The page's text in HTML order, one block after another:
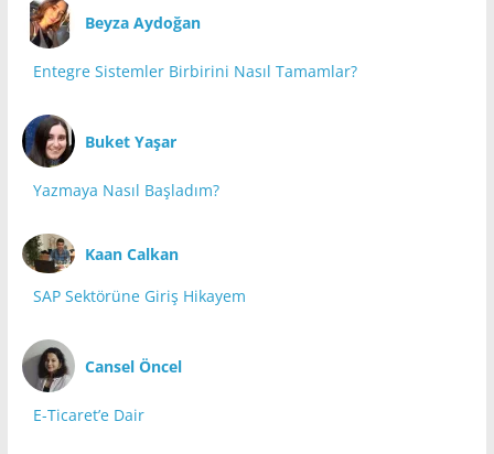
Beyza Aydoğan
Entegre Sistemler Birbirini Nasıl Tamamlar?
Buket Yaşar
Yazmaya Nasıl Başladım?
Kaan Calkan
SAP Sektörüne Giriş Hikayem
Cansel Öncel
E-Ticaret’e Dair